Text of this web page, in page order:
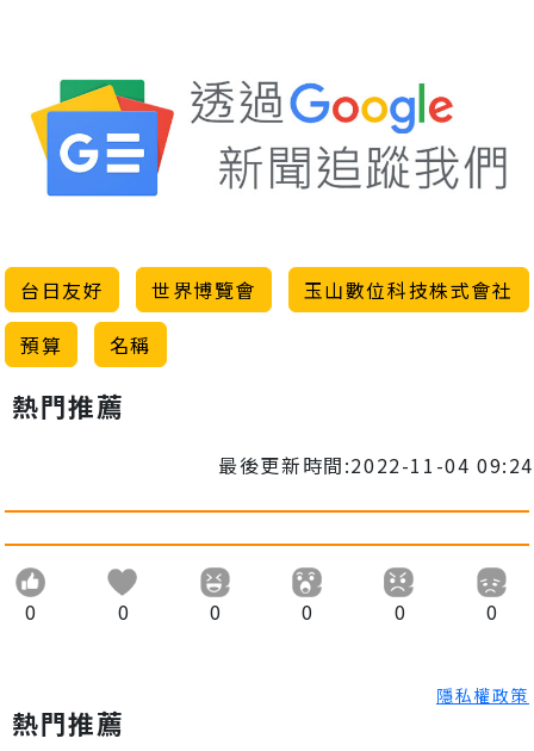
台日友好 世界博覽會
玉山數位科技株式會社
預算
名稱
熱門推薦
最後更新時間:2022-11-04 09:24
0 0 0 0 0 0
隱私權政策
熱門推薦